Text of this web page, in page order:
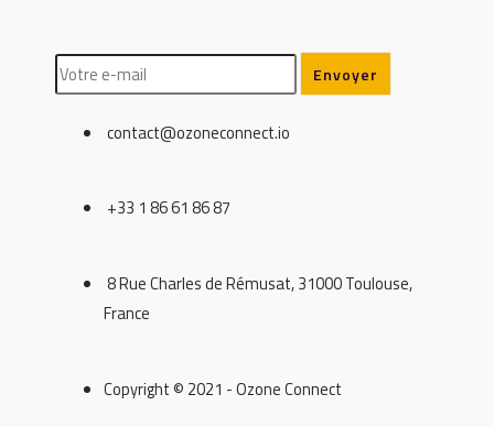
contact@ozoneconnect.io
+33 1 86 61 86 87
8 Rue Charles de Rémusat, 31000 Toulouse,
France
Copyright © 2021 - Ozone Connect